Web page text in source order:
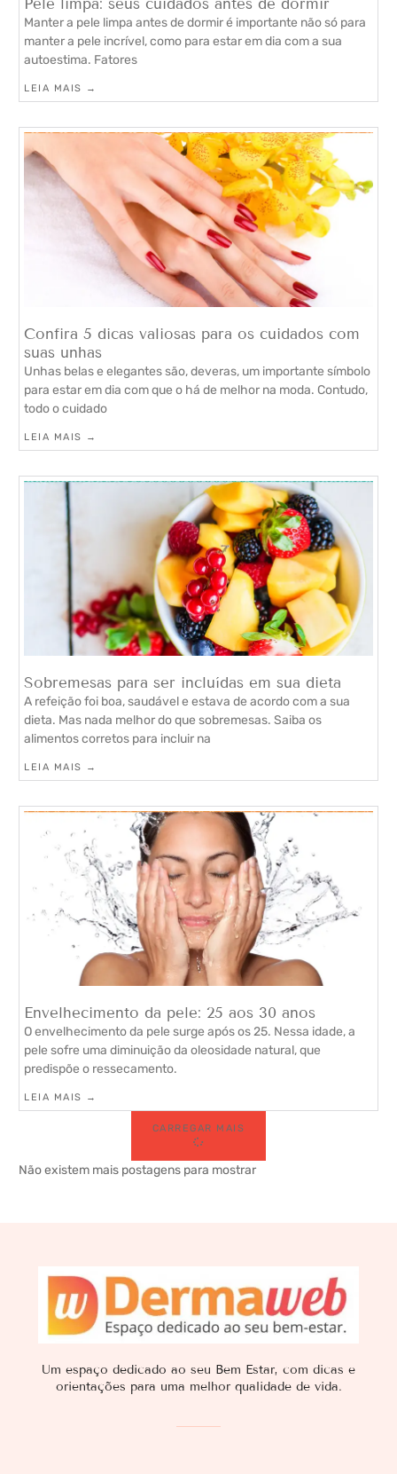
Manter a pele limpa antes de dormir é importante não só para
manter a pele incrível, como para estar em dia com a sua
autoestima. Fatores
LEIA MAIS →
Confira 5 dicas valiosas para os cuidados com
suas unhas
Unhas belas e elegantes são, deveras, um importante símbolo
para estar em dia com que o há de melhor na moda. Contudo,
todo o cuidado
LEIA MAIS →
Sobremesas para ser incluídas em sua dieta
A refeição foi boa, saudável e estava de acordo com a sua
dieta. Mas nada melhor do que sobremesas. Saiba os
alimentos corretos para incluir na
LEIA MAIS →
Envelhecimento da pele: 25 aos 30 anos
O envelhecimento da pele surge após os 25. Nessa idade, a
pele sofre uma diminuição da oleosidade natural, que
predispõe o ressecamento.
LEIA MAIS →
CARREGAR MAIS
Não existem mais postagens para mostrar
Um espaço dedicado ao seu Bem Estar, com dicas e
orientações para uma melhor qualidade de vida.